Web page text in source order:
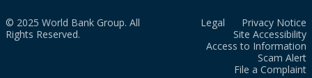
© 2025 World Bank Group. All
Rights Reserved.
Legal
Privacy Notice
Site Accessibility
Access to Information
Scam Alert
File a Complaint